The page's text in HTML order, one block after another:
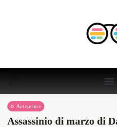
Anteprime
Assassinio di marzo di